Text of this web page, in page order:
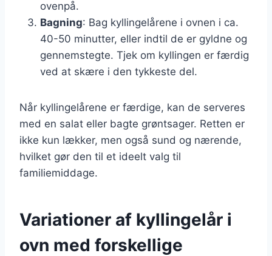
ovenpå.
Bagning: Bag kyllingelårene i ovnen i ca.
40-50 minutter, eller indtil de er gyldne og
gennemstegte. Tjek om kyllingen er færdig
ved at skære i den tykkeste del.
Når kyllingelårene er færdige, kan de serveres
med en salat eller bagte grøntsager. Retten er
ikke kun lækker, men også sund og nærende,
hvilket gør den til et ideelt valg til
familiemiddage.
Variationer af kyllingelår i
ovn med forskellige